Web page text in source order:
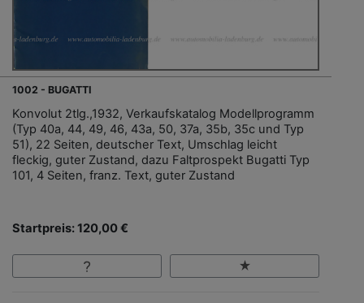
1002 - BUGATTI
Konvolut 2tlg.,1932, Verkaufskatalog Modellprogramm
(Typ 40a, 44, 49, 46, 43a, 50, 37a, 35b, 35c und Typ
51), 22 Seiten, deutscher Text, Umschlag leicht
fleckig, guter Zustand, dazu Faltprospekt Bugatti Typ
101, 4 Seiten, franz. Text, guter Zustand
Startpreis: 120,00 €